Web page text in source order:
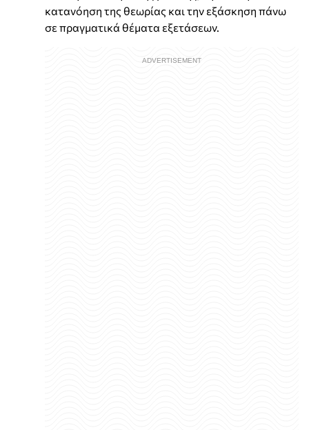
κατανόηση της θεωρίας και την εξάσκηση πάνω
σε πραγματικά θέματα εξετάσεων.